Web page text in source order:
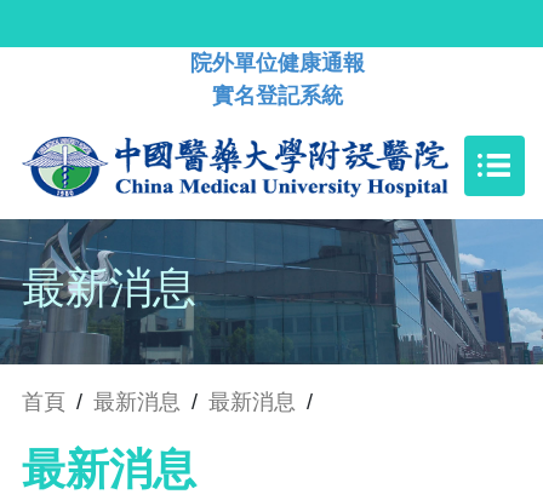
院外單位健康通報
實名登記系統
最新消息
首頁 / 最新消息 / 最新消息 /
最新消息